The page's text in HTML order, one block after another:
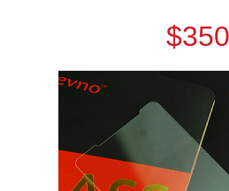
$350